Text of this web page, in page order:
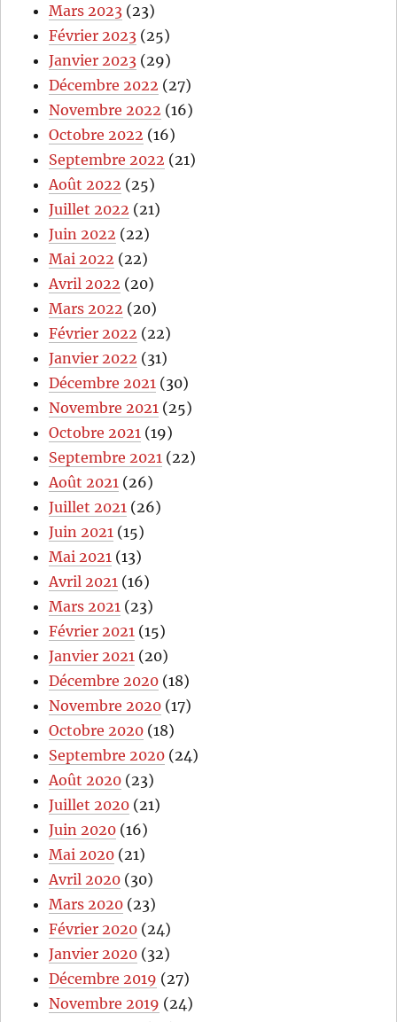
Mars 2023 (23)
Février 2023 (25)
Janvier 2023 (29)
Décembre 2022 (27)
Novembre 2022 (16)
Octobre 2022 (16)
Septembre 2022 (21)
Août 2022 (25)
Juillet 2022 (21)
Juin 2022 (22)
Mai 2022 (22)
Avril 2022 (20)
Mars 2022 (20)
Février 2022 (22)
Janvier 2022 (31)
Décembre 2021 (30)
Novembre 2021 (25)
Octobre 2021 (19)
Septembre 2021 (22)
Août 2021 (26)
Juillet 2021 (26)
Juin 2021 (15)
Mai 2021 (13)
Avril 2021 (16)
Mars 2021 (23)
Février 2021 (15)
Janvier 2021 (20)
Décembre 2020 (18)
Novembre 2020 (17)
Octobre 2020 (18)
Septembre 2020 (24)
Août 2020 (23)
Juillet 2020 (21)
Juin 2020 (16)
Mai 2020 (21)
Avril 2020 (30)
Mars 2020 (23)
Février 2020 (24)
Janvier 2020 (32)
Décembre 2019 (27)
Novembre 2019 (24)